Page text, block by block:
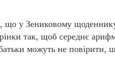
що у Зениковому
так, щоб середнє
можуть не повірити,